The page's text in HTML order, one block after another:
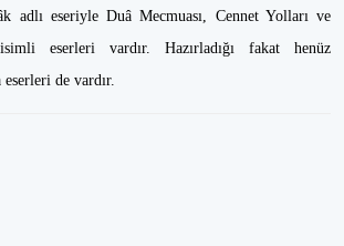
adlı eseriyle Duâ Mecmuası, Cennet Yolları ve
eserleri vardır. Hazırladığı fakat henüz
eserleri de vardır.